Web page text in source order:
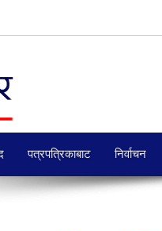
पत्रपत्रिकाबाट निर्वाचन